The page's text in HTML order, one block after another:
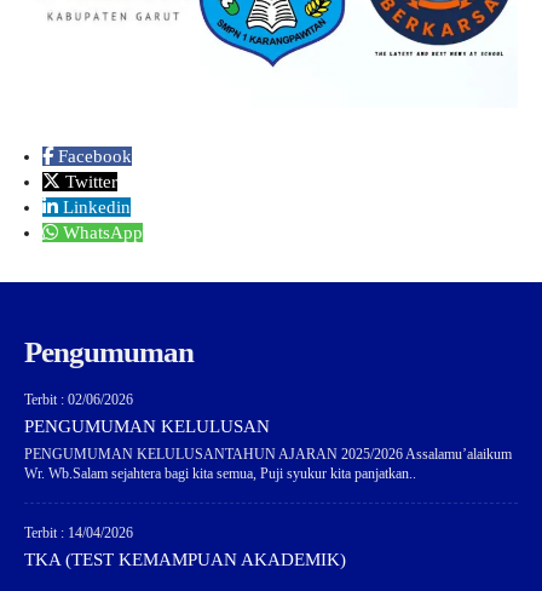
Facebook
Twitter
Linkedin
WhatsApp
Pengumuman
Terbit : 02/06/2026
PENGUMUMAN KELULUSAN
PENGUMUMAN KELULUSANTAHUN AJARAN 2025/2026 Assalamu’alaikum
Wr. Wb.Salam sejahtera bagi kita semua, Puji syukur kita panjatkan..
Terbit : 14/04/2026
TKA (TEST KEMAMPUAN AKADEMIK)